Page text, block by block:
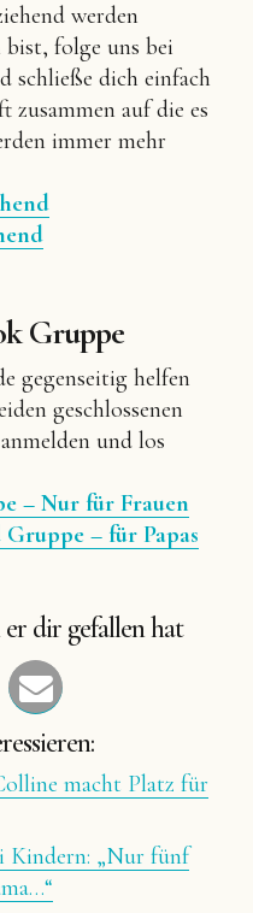
werden
folge uns bei
schließe dich einfach
zusammen auf die es
immer mehr
Gruppe
gegenseitig helfen
geschlossenen
und los
– Nur für Frauen
– für Papas
dir gefallen hat
macht Platz für
Kindern: „Nur fünf